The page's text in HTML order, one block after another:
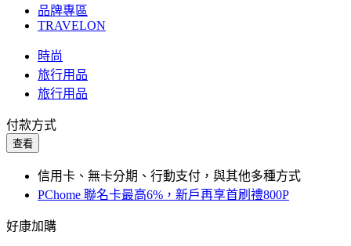
品牌專區
TRAVELON
時尚
旅行用品
旅行用品
付款方式
查看
信用卡、無卡分期、行動支付，與其他多種方式
PChome 聯名卡最高6%，新戶再享首刷禮800P
好康加購